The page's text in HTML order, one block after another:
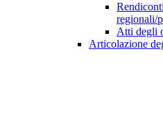
regionali/
Atti degli
Articolazione